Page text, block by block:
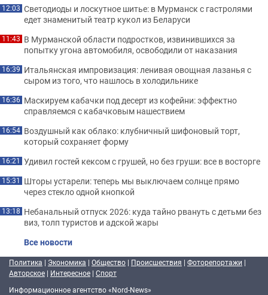
12:03 Светодиоды и лоскутное шитье: в Мурманск с гастролями
едет знаменитый театр кукол из Беларуси
11:43 В Мурманской области подростков, извинившихся за
попытку угона автомобиля, освободили от наказания
16:39 Итальянская импровизация: ленивая овощная лазанья с
сыром из того, что нашлось в холодильнике
16:36 Маскируем кабачки под десерт из кофейни: эффектно
справляемся с кабачковым нашествием
16:54 Воздушный как облако: клубничный шифоновый торт,
который сохраняет форму
16:21 Удивил гостей кексом с грушей, но без груши: все в восторге
15:31 Шторы устарели: теперь мы выключаем солнце прямо
через стекло одной кнопкой
13:18 Небанальный отпуск 2026: куда тайно рвануть с детьми без
виз, толп туристов и адской жары
Все новости
Политика | Экономика | Общество | Происшествия | Фоторепортажи |
Авторское | Интересное | Спорт
Информационное агентство «Nord-News»